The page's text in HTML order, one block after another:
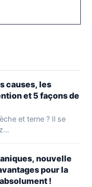
causes, les
et 5 façons de
et terne ? Il se
nouvelle
pour la
!